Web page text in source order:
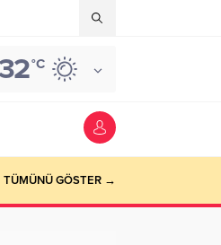
32°C
TÜMÜNÜ GÖSTER →